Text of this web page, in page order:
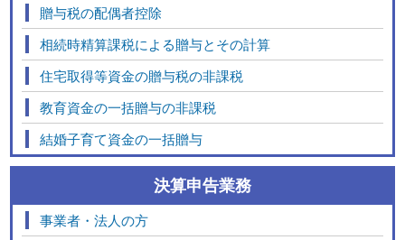
贈与税の配偶者控除
相続時精算課税による贈与とその計算
住宅取得等資金の贈与税の非課税
教育資金の一括贈与の非課税
結婚子育て資金の一括贈与
決算申告業務
事業者・法人の方